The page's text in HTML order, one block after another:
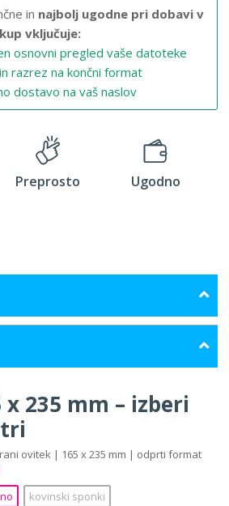
in najbolj ugodne pri dobavi v
vključuje:
osnovni pregled vaše datoteke
razrez na končni format
dostavo na vaš naslov
Preprosto Ugodno
235 mm – izberi
ovitek | 165 x 235 mm | odprti format
kovinski sponki